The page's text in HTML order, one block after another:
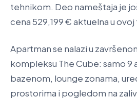
tehnikom. Deo nameštaja je
cena 529,199 € aktuelna u ovoj
Apartman se nalazi u
kompleksu The Cube: samo 9
bazenom, lounge zonama,
prostorima i pogledom na